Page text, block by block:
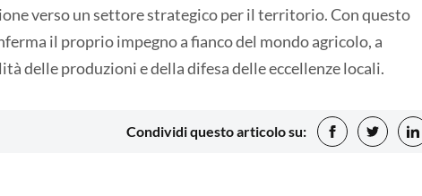
verso un settore strategico per il territorio. Con questo
il proprio impegno a fianco del mondo agricolo, a
delle produzioni e della difesa delle eccellenze locali.
Condividi questo articolo su: